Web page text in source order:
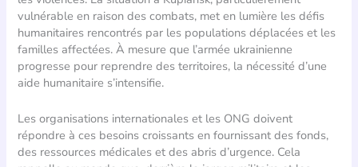
vulnérable en raison des combats, met en lumière les défis
humanitaires rencontrés par les populations déplacées et les
familles affectées. À mesure que l’armée ukrainienne
progresse pour reprendre des territoires, la nécessité d’une
aide humanitaire s’intensifie.
Les organisations internationales et les ONG doivent
répondre à ces besoins croissants en fournissant des fonds,
des ressources médicales et des abris d’urgence. Cela